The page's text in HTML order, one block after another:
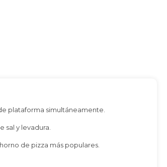
plataforma simultáneamente.
sal y levadura.
de pizza más populares.